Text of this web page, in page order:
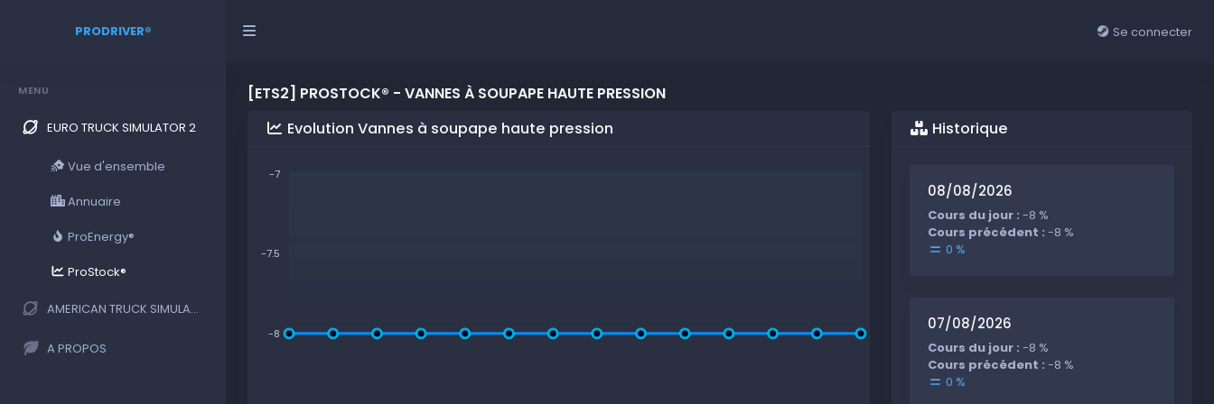
PRODRIVER® Se connecter
MENU
EURO TRUCK SIMULATOR 2
Vue d'ensemble
Annuaire
ProEnergy®
ProStock®
AMERICAN TRUCK SIMULATOR
A PROPOS
[ETS2] PROSTOCK® - VANNES À SOUPAPE HAUTE PRESSION
Evolution Vannes à soupape haute pression
-7
-7.5
-8
Historique
08/08/2026
Cours du jour :-8 %
Cours précédent :-8 %
0 %
07/08/2026
Cours du jour :-8 %
Cours précédent :-8 %
0 %